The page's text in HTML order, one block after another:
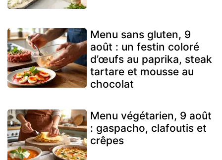
Menu sans gluten, 9
août : un festin coloré
d’œufs au paprika, steak
tartare et mousse au
chocolat
Menu végétarien, 9 août
: gaspacho, clafoutis et
crêpes